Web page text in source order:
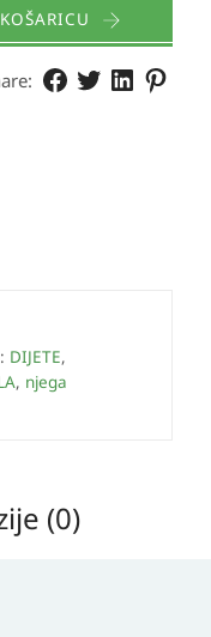
DIJETE,
, njega
(0)